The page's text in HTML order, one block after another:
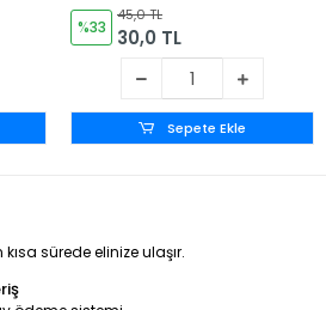
%33
45,0 TL
30,0 TL
Sepete Ekle
sürede elinize ulaşır.